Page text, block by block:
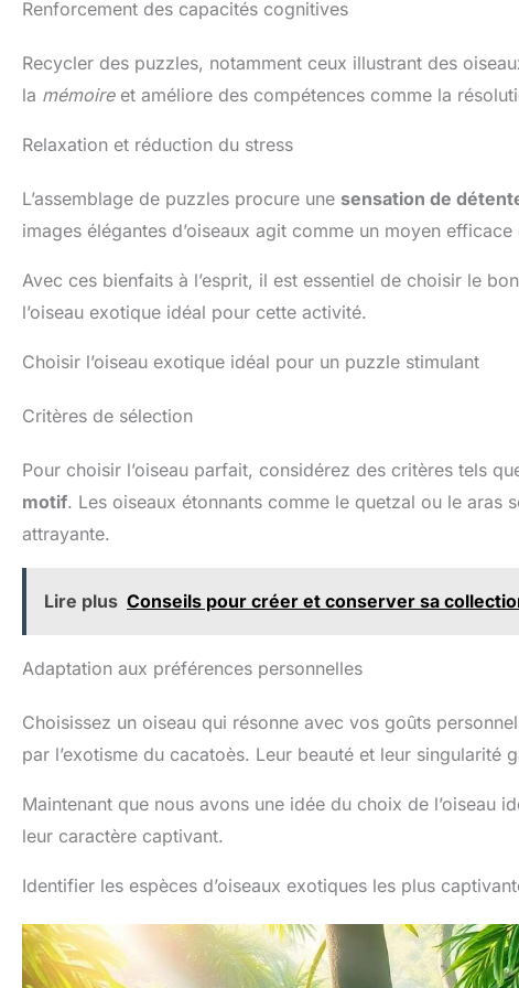
Renforcement des capacités cognitives
Recycler des puzzles, notamment ceux illustrant des
la mémoireet améliore des compétences comme la
Relaxation et réduction du stress
L’assemblage de puzzles procure une sensation de
images élégantes d’oiseaux agit comme un moyen
Avec ces bienfaits à l’esprit, il est essentiel de choisir le
l’oiseau exotique idéal pour cette activité.
Choisir l’oiseau exotique idéal pour un puzzle stimulant
Critères de sélection
Pour choisir l’oiseau parfait, considérez des critères tels
motif. Les oiseaux étonnants comme le quetzal ou le
attrayante.
Lire plus Conseils pour créer et conserver sa
Adaptation aux préférences personnelles
Choisissez un oiseau qui résonne avec vos goûts
par l’exotisme du cacatoès. Leur beauté et leur singularité
Maintenant que nous avons une idée du choix de l’oiseau
leur caractère captivant.
Identifier les espèces d’oiseaux exotiques les plus